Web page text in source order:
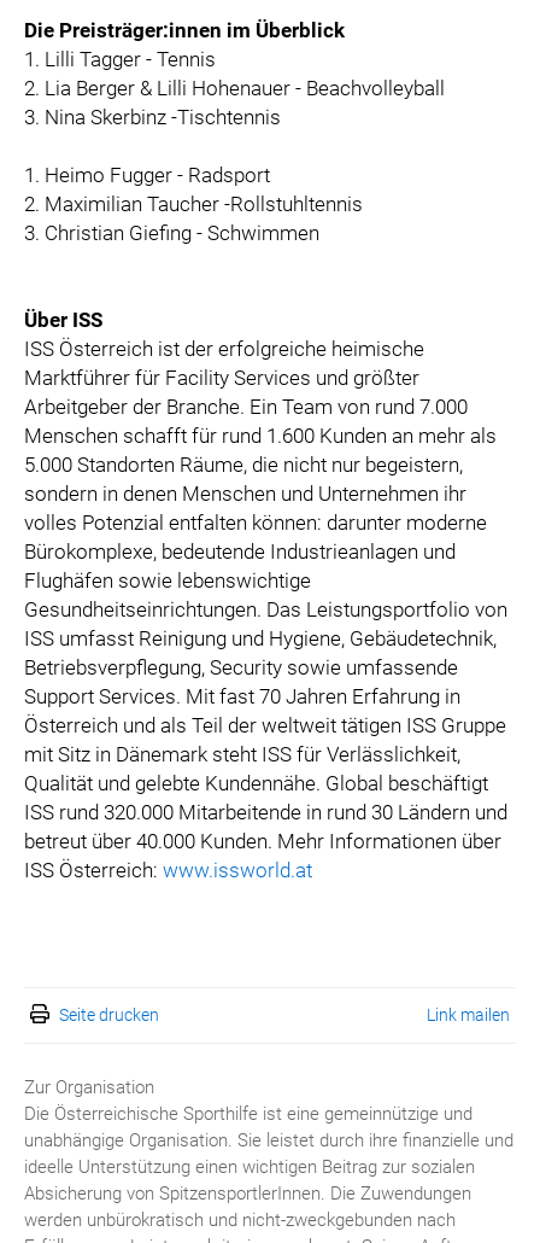
Die Preisträger:innen im Überblick
1. Lilli Tagger - Tennis
2. Lia Berger & Lilli Hohenauer - Beachvolleyball
3. Nina Skerbinz -Tischtennis
1. Heimo Fugger - Radsport
2. Maximilian Taucher -Rollstuhltennis
3. Christian Giefing - Schwimmen
Über ISS
ISS Österreich ist der erfolgreiche heimische
Marktführer für Facility Services und größter
Arbeitgeber der Branche. Ein Team von rund 7.000
Menschen schafft für rund 1.600 Kunden an mehr als
5.000 Standorten Räume, die nicht nur begeistern,
sondern in denen Menschen und Unternehmen ihr
volles Potenzial entfalten können: darunter moderne
Bürokomplexe, bedeutende Industrieanlagen und
Flughäfen sowie lebenswichtige
Gesundheitseinrichtungen. Das Leistungsportfolio von
ISS umfasst Reinigung und Hygiene, Gebäudetechnik,
Betriebsverpflegung, Security sowie umfassende
Support Services. Mit fast 70 Jahren Erfahrung in
Österreich und als Teil der weltweit tätigen ISS Gruppe
mit Sitz in Dänemark steht ISS für Verlässlichkeit,
Qualität und gelebte Kundennähe. Global beschäftigt
ISS rund 320.000 Mitarbeitende in rund 30 Ländern und
betreut über 40.000 Kunden. Mehr Informationen über
ISS Österreich: www.issworld.at
Seite drucken Link mailen
Zur Organisation
Die Österreichische Sporthilfe ist eine gemeinnützige und
unabhängige Organisation. Sie leistet durch ihre finanzielle und
ideelle Unterstützung einen wichtigen Beitrag zur sozialen
Absicherung von SpitzensportlerInnen. Die Zuwendungen
werden unbürokratisch und nicht-zweckgebunden nach